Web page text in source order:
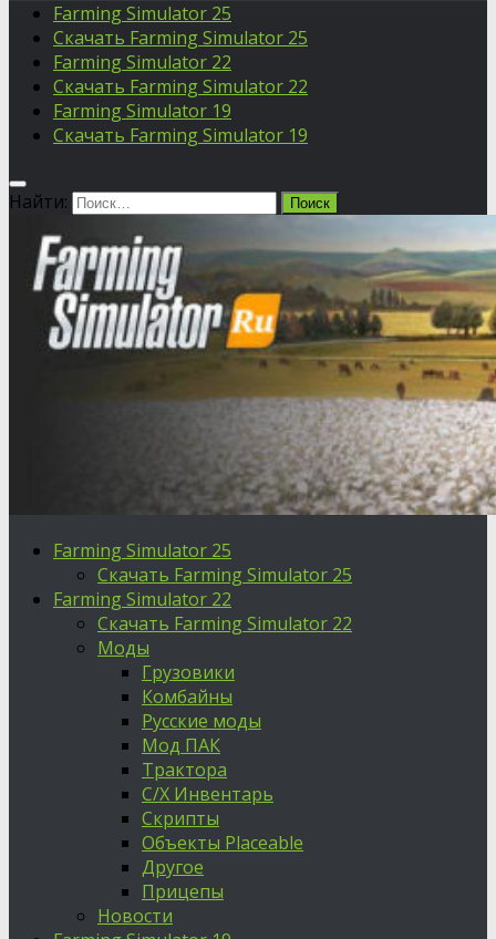
Farming Simulator 25
Скачать Farming Simulator 25
Farming Simulator 22
Скачать Farming Simulator 22
Farming Simulator 19
Скачать Farming Simulator 19
Найти:
Farming Simulator 25
Скачать Farming Simulator 25
Farming Simulator 22
Скачать Farming Simulator 22
Моды
Грузовики
Комбайны
Русские моды
Мод ПАК
Трактора
С/Х Инвентарь
Скрипты
Объекты Placeable
Другое
Прицепы
Новости